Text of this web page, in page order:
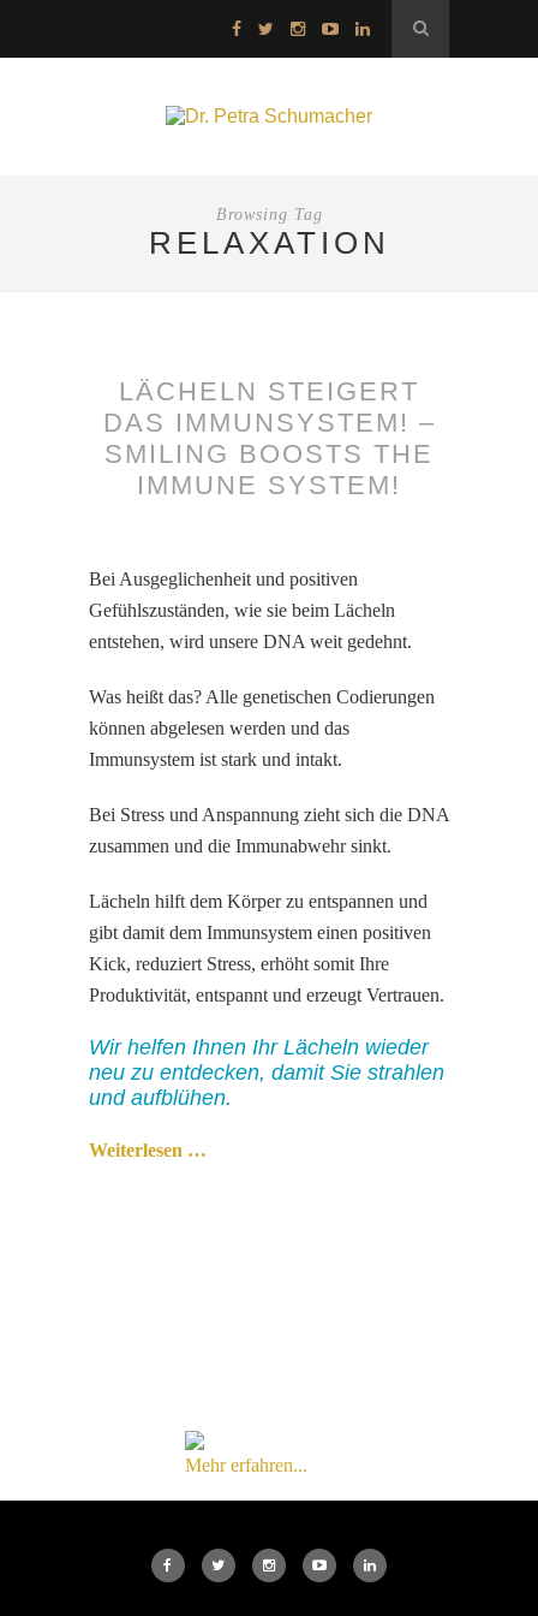
Browsing Tag
RELAXATION
LÄCHELN STEIGERT
DAS IMMUNSYSTEM! –
SMILING BOOSTS THE
IMMUNE SYSTEM!
Bei Ausgeglichenheit und positiven
Gefühlszuständen, wie sie beim Lächeln
entstehen, wird unsere DNA weit gedehnt.
Was heißt das? Alle genetischen Codierungen
können abgelesen werden und das
Immunsystem ist stark und intakt.
Bei Stress und Anspannung zieht sich die DNA
zusammen und die Immunabwehr sinkt.
Lächeln hilft dem Körper zu entspannen und
gibt damit dem Immunsystem einen positiven
Kick, reduziert Stress, erhöht somit Ihre
Produktivität, entspannt und erzeugt Vertrauen.
Wir helfen Ihnen Ihr Lächeln wieder
neu zu entdecken, damit Sie strahlen
und aufblühen.
Weiterlesen …
Mehr erfahren...